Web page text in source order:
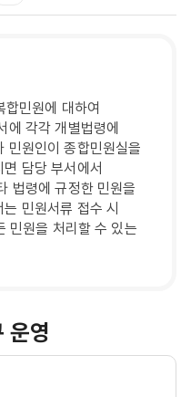
민원에 대하여
에 각각 개별법령에
민원인이 종합민원실을
담당 부서에서
법령에 규정한 민원을
민원서류 접수 시
민원을 처리할 수 있는
운영